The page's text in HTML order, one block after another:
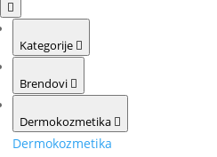
Kategorije
Brendovi
Dermokozmetika
Dermokozmetika